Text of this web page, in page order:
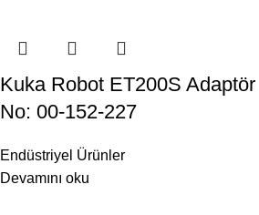
Kuka Robot ET200S Adaptör
No: 00-152-227
Endüstriyel Ürünler
Devamını oku